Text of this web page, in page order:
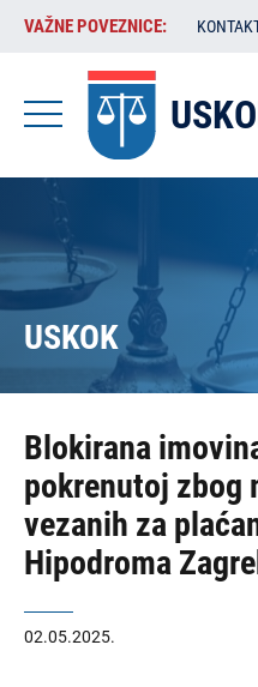
Skoči
sadržaj
VAŽNE
POVEZNICE:
VAŽNE POVEZNICE:
USKOK
Blokirana
pokrenutoj zbog
vezanih za
Hipodroma
02.05.2025.